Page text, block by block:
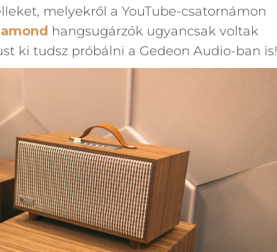
melyekről a YouTube-csatornámon
hangsugárzók ugyancsak voltak
ki tudsz próbálni a Gedeon Audio-ban is!